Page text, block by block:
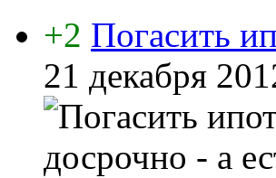
+2 Погасить
21 декабря